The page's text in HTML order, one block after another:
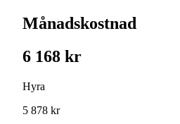
Månadskostnad
6 168 kr
Hyra
5 878 kr